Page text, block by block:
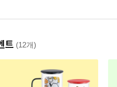
트 (12개)